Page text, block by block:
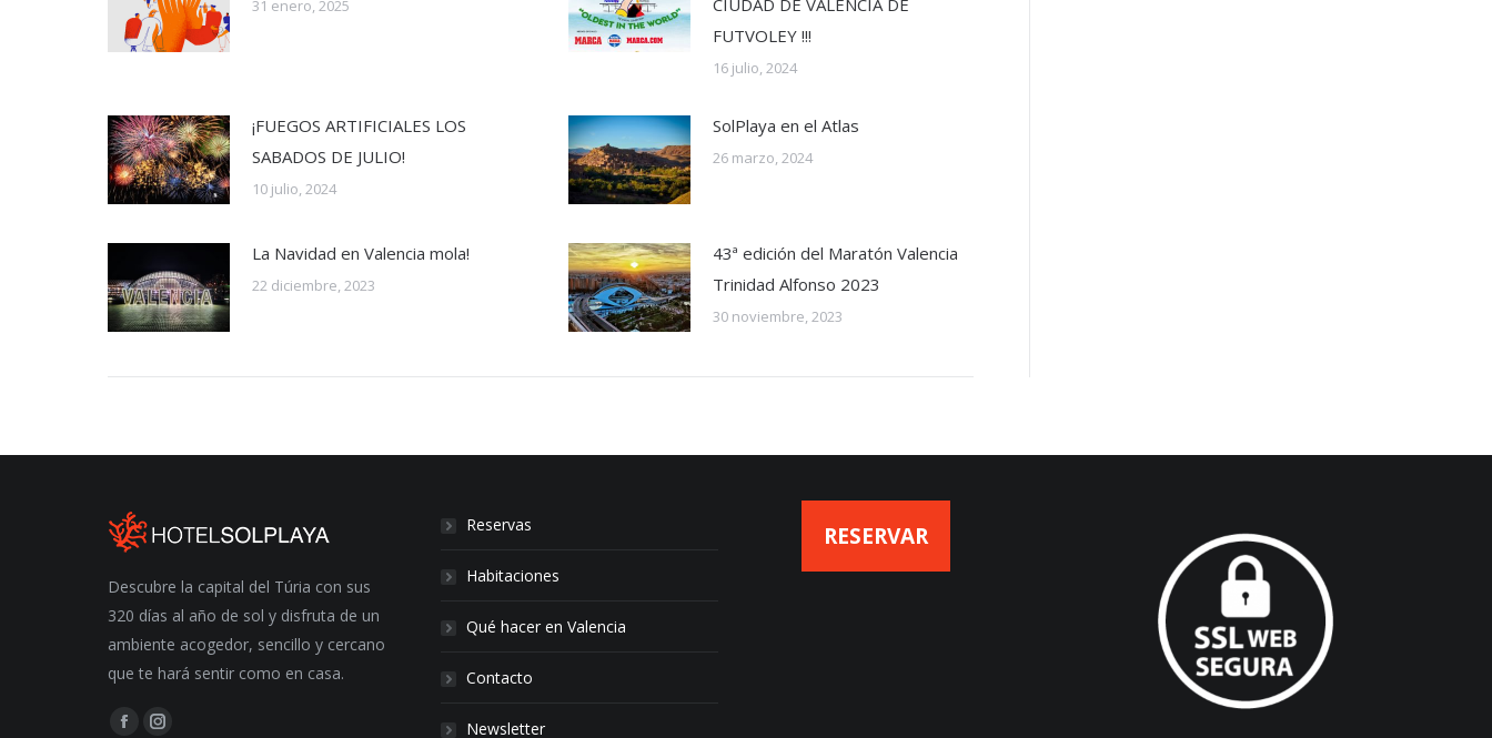
31 enero, 2025
CIUDAD DE VALENCIA DE
FUTVOLEY !!!
16 julio, 2024
¡FUEGOS ARTIFICIALES LOS
SABADOS DE JULIO!
10 julio, 2024
SolPlaya en el Atlas
26 marzo, 2024
La Navidad en Valencia mola!
22 diciembre, 2023
43ª edición del Maratón Valencia
Trinidad Alfonso 2023
30 noviembre, 2023
Descubre la capital del Túria con sus
320 días al año de sol y disfruta de un
ambiente acogedor, sencillo y cercano
que te hará sentir como en casa.
Encuéntranos en:
Reservas
Habitaciones
Qué hacer en Valencia
Contacto
Newsletter
RESERVAR